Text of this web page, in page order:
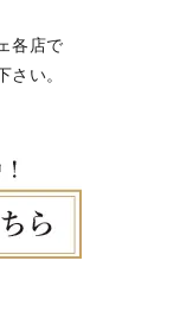
各店で
さい。